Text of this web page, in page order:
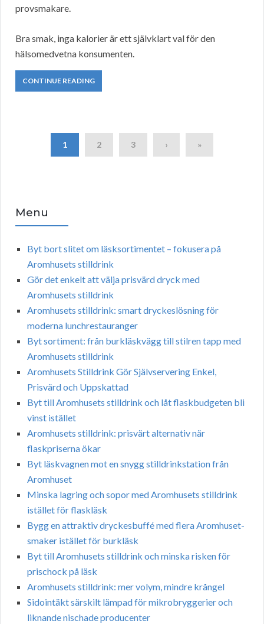
provsmakare.
Bra smak, inga kalorier är ett självklart val för den
hälsomedvetna konsumenten.
CONTINUE READING
1 2 3 › »
Menu
Byt bort slitet om läsksortimentet – fokusera på
Aromhusets stilldrink
Gör det enkelt att välja prisvärd dryck med
Aromhusets stilldrink
Aromhusets stilldrink: smart dryckeslösning för
moderna lunchrestauranger
Byt sortiment: från burkläskvägg till stilren tapp med
Aromhusets stilldrink
Aromhusets Stilldrink Gör Självservering Enkel,
Prisvärd och Uppskattad
Byt till Aromhusets stilldrink och låt flaskbudgeten bli
vinst istället
Aromhusets stilldrink: prisvärt alternativ när
flaskpriserna ökar
Byt läskvagnen mot en snygg stilldrinkstation från
Aromhuset
Minska lagring och sopor med Aromhusets stilldrink
istället för flaskläsk
Bygg en attraktiv dryckesbuffé med flera Aromhuset-
smaker istället för burkläsk
Byt till Aromhusets stilldrink och minska risken för
prischock på läsk
Aromhusets stilldrink: mer volym, mindre krångel
Sidointäkt särskilt lämpad för mikrobryggerier och
liknande nischade producenter